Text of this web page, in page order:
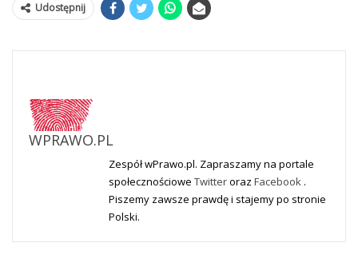
Udostępnij
WPRAWO.PL
Zespół wPrawo.pl. Zapraszamy na portale
społecznościowe Twitteroraz Facebook .
Piszemy zawsze prawdę i stajemy po stronie
Polski.